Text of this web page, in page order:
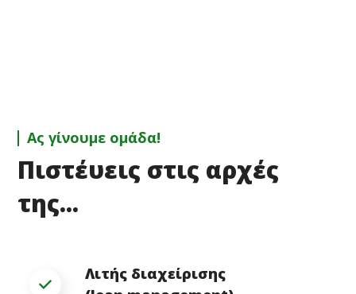
Ας γίνουμε ομάδα!
Πιστέυεις στις αρχές
της...
Λιτής διαχείρισης